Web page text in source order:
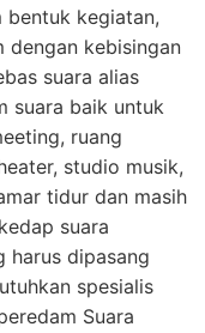
bentuk kegiatan,
dengan kebisingan
suara alias
suara baik untuk
ruang
studio musik,
tidur dan masih
suara
harus dipasang
spesialis
Suara